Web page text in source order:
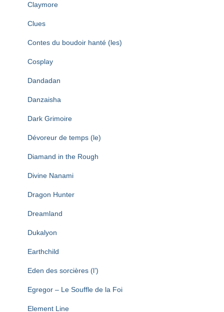
Claymore
Clues
Contes du boudoir hanté (les)
Cosplay
Dandadan
Danzaisha
Dark Grimoire
Dévoreur de temps (le)
Diamand in the Rough
Divine Nanami
Dragon Hunter
Dreamland
Dukalyon
Earthchild
Eden des sorcières (l’)
Egregor – Le Souffle de la Foi
Element Line